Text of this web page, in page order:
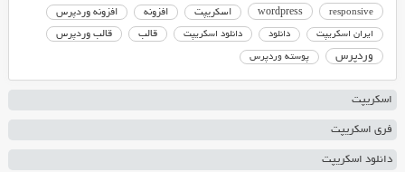
responsive
wordpress اسکریپت افزونه افزونه وردپرس
ایران اسکریپت دانلود دانلود اسکریپت قالب قالب وردپرس
وردپرس پوسته وردپرس
اسکریپت
فری اسکریپت
دانلود اسکریپت